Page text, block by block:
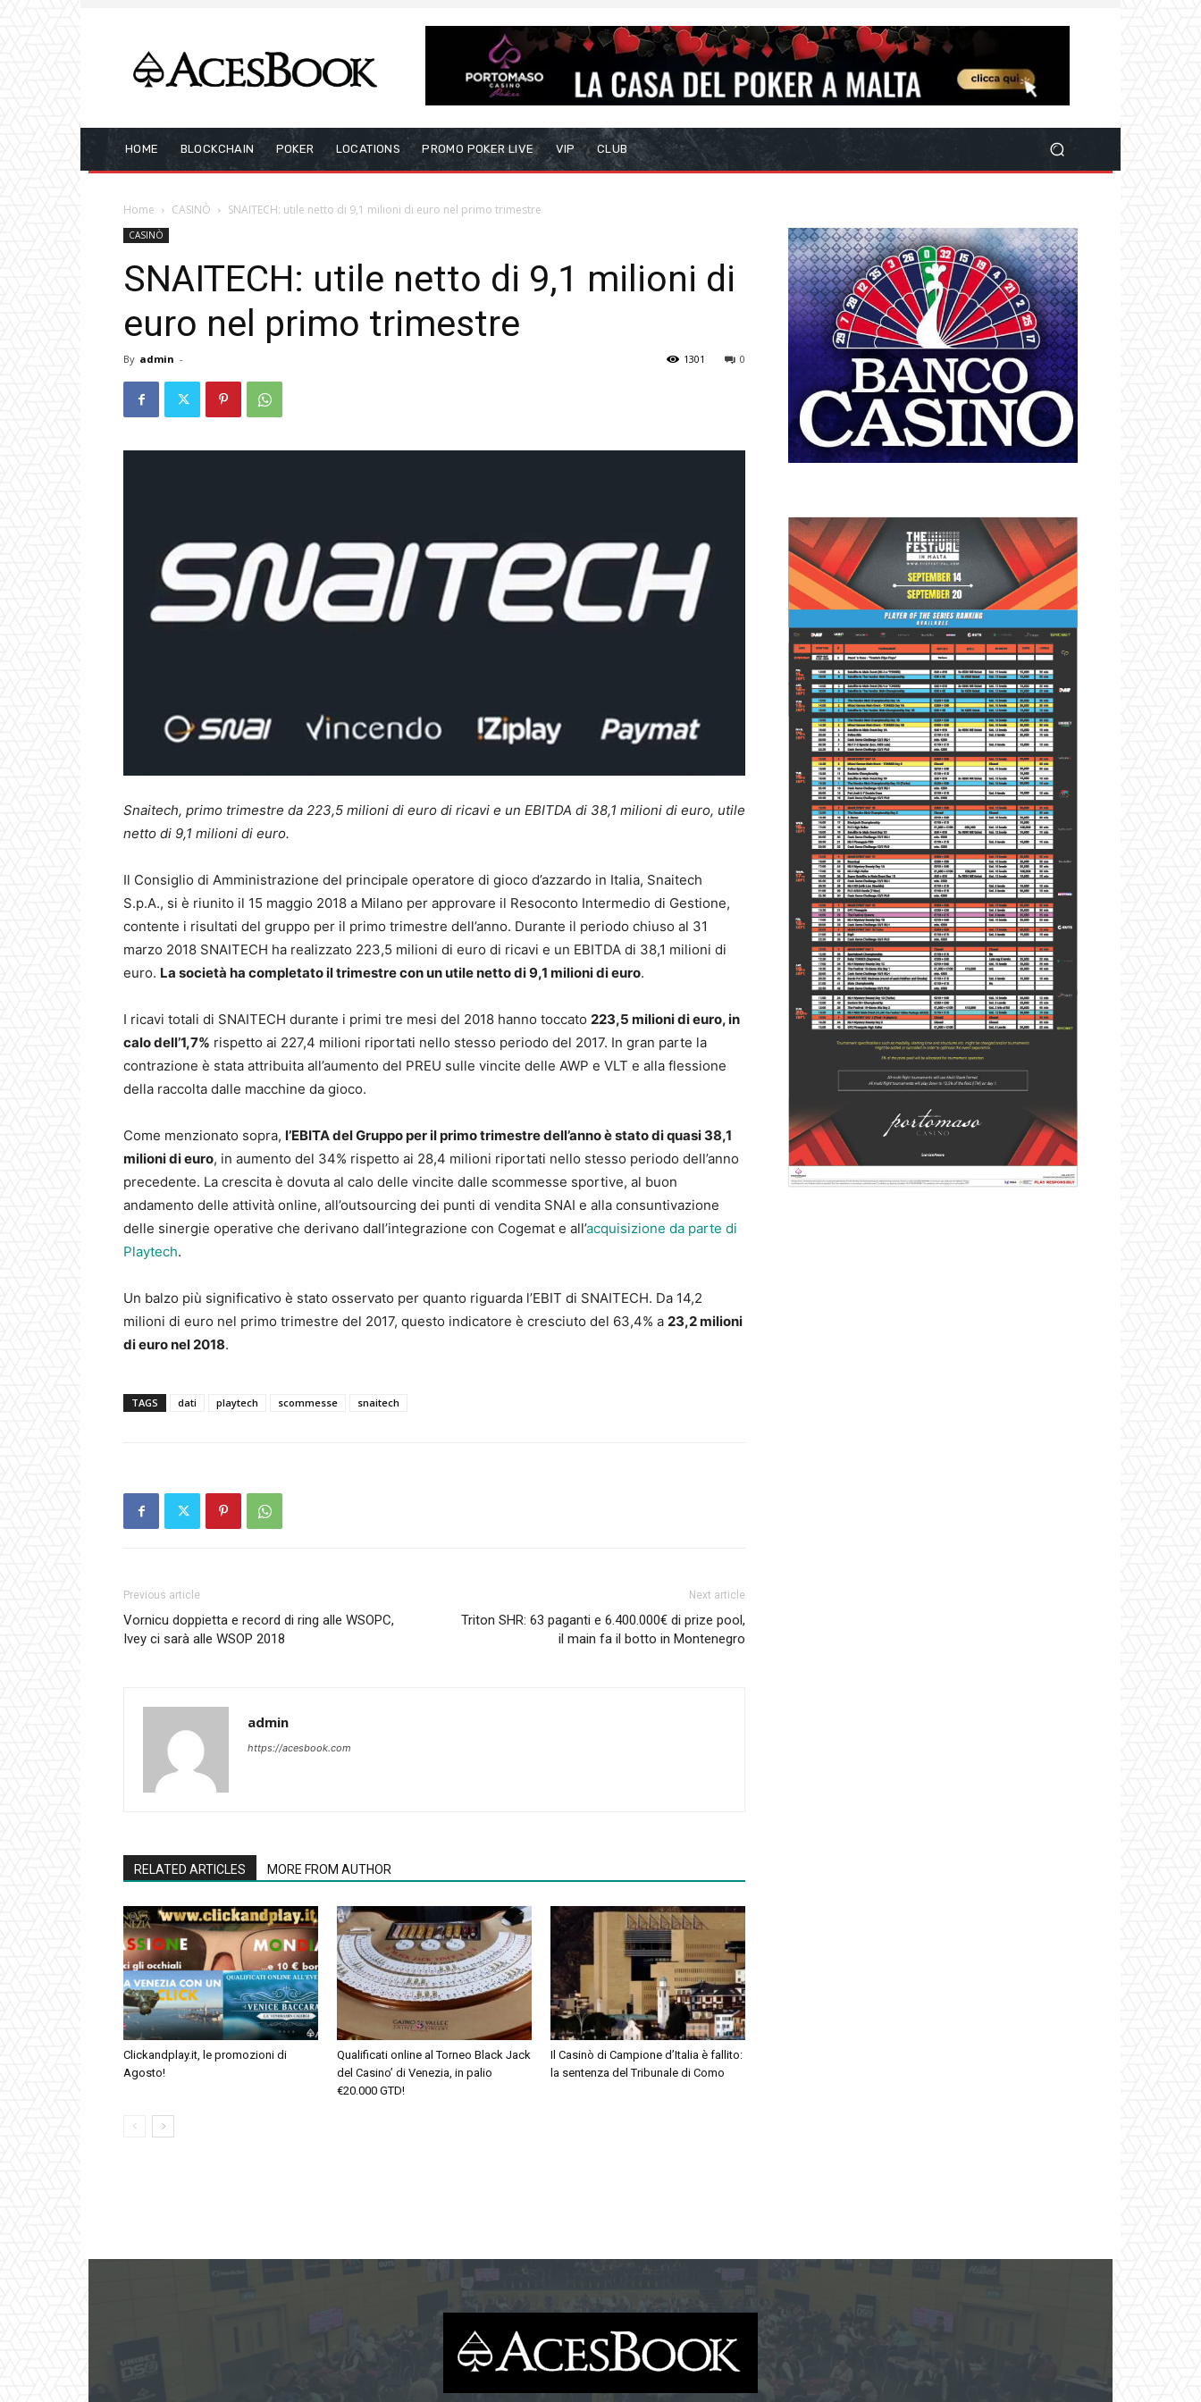
HOME BLOCKCHAIN POKER LOCATIONS PROMO POKER LIVE VIP CLUB
Home CASINÒ SNAITECH: utile netto di 9,1 milioni di euro nel primo trimestre
CASINÒ
SNAITECH: utile netto di 9,1 milioni di
euro nel primo trimestre
By admin - 0
1301
Snaitech, primo trimestre da 223,5 milioni di euro di ricavi e un EBITDA di 38,1 milioni di euro, utile
netto di 9,1 milioni di euro.
Il Consiglio di Amministrazione del principale operatore di gioco d’azzardo in Italia, Snaitech
S.p.A., si è riunito il 15 maggio 2018 a Milano per approvare il Resoconto Intermedio di Gestione,
contente i risultati del gruppo per il primo trimestre dell’anno. Durante il periodo chiuso al 31
marzo 2018 SNAITECH ha realizzato 223,5 milioni di euro di ricavi e un EBITDA di 38,1 milioni di
euro. La società ha completato il trimestre con un utile netto di 9,1 milioni di euro.
I ricavi totali di SNAITECH durante i primi tre mesi del 2018 hanno toccato 223,5 milioni di euro, in
calo dell’1,7% rispetto ai 227,4 milioni riportati nello stesso periodo del 2017. In gran parte la
contrazione è stata attribuita all’aumento del PREU sulle vincite delle AWP e VLT e alla flessione
della raccolta dalle macchine da gioco.
Come menzionato sopra, l’EBITA del Gruppo per il primo trimestre dell’anno è stato di quasi 38,1
milioni di euro, in aumento del 34% rispetto ai 28,4 milioni riportati nello stesso periodo dell’anno
precedente. La crescita è dovuta al calo delle vincite dalle scommesse sportive, al buon
andamento delle attività online, all’outsourcing dei punti di vendita SNAI e alla consuntivazione
delle sinergie operative che derivano dall’integrazione con Cogemat e all’acquisizione da parte di
Playtech.
Un balzo più significativo è stato osservato per quanto riguarda l’EBIT di SNAITECH. Da 14,2
milioni di euro nel primo trimestre del 2017, questo indicatore è cresciuto del 63,4% a 23,2 milioni
di euro nel 2018.
TAGS dati playtech scommesse snaitech
Previous article
Vornicu doppietta e record di ring alle WSOPC,
Ivey ci sarà alle WSOP 2018
Next article
Triton SHR: 63 paganti e 6.400.000€ di prize pool,
il main fa il botto in Montenegro
admin
https://acesbook.com
RELATED ARTICLES MORE FROM AUTHOR
Clickandplay.it, le promozioni di
Agosto!
Qualificati online al Torneo Black Jack
del Casino’ di Venezia, in palio
€20.000 GTD!
Il Casinò di Campione d’Italia è fallito:
la sentenza del Tribunale di Como